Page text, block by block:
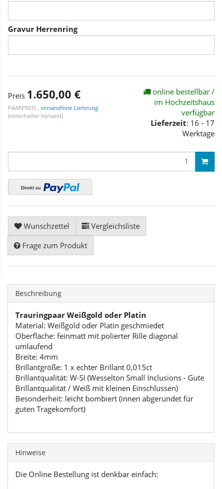
Gravur Herrenring
Preis 1.650,00 €
PAARPREIS , versandfreie Lieferung
(versicherter Versand)
online bestellbar /
im Hochzeitshaus
verfügbar
Lieferzeit: 16 - 17
Werktage
Wunschzettel
Vergleichsliste
Frage zum Produkt
Beschreibung
Trauringpaar Weißgold oder Platin
Material: Weißgold oder Platin geschmiedet
Oberfläche: feinmatt mit polierter Rille diagonal
umlaufend
Breite: 4mm
Brillantgröße: 1 x echter Brillant 0,015ct
Brillantqualität: W-SI (Wesselton Small Inclusions - Gute
Brillantqualität / Weiß mit kleinen Einschlüssen)
Besonderheit: leicht bombiert (innen abgerundet für
guten Tragekomfort)
Hinweise
Die Online Bestellung ist denkbar einfach: